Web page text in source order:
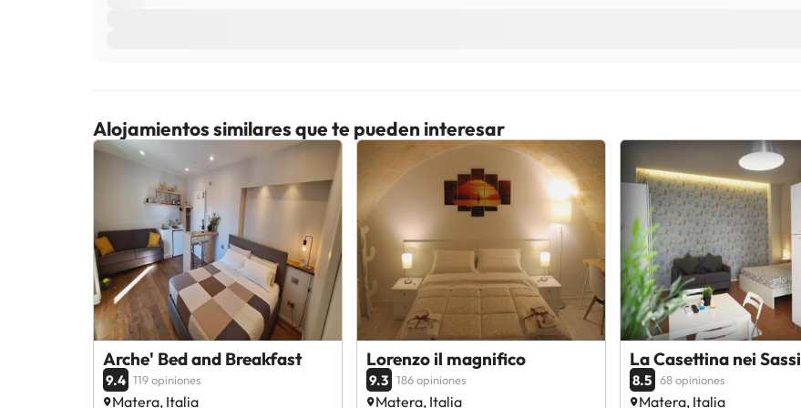
Alojamientos similares que te pueden interesar
Arche' Bed and Breakfast
9.4 119 opiniones
Matera, Italia
Lorenzo il magnifico
9.3 186 opiniones
Matera, Italia
La Casettina nei Sassi
8.5 68 opiniones
Matera, Italia